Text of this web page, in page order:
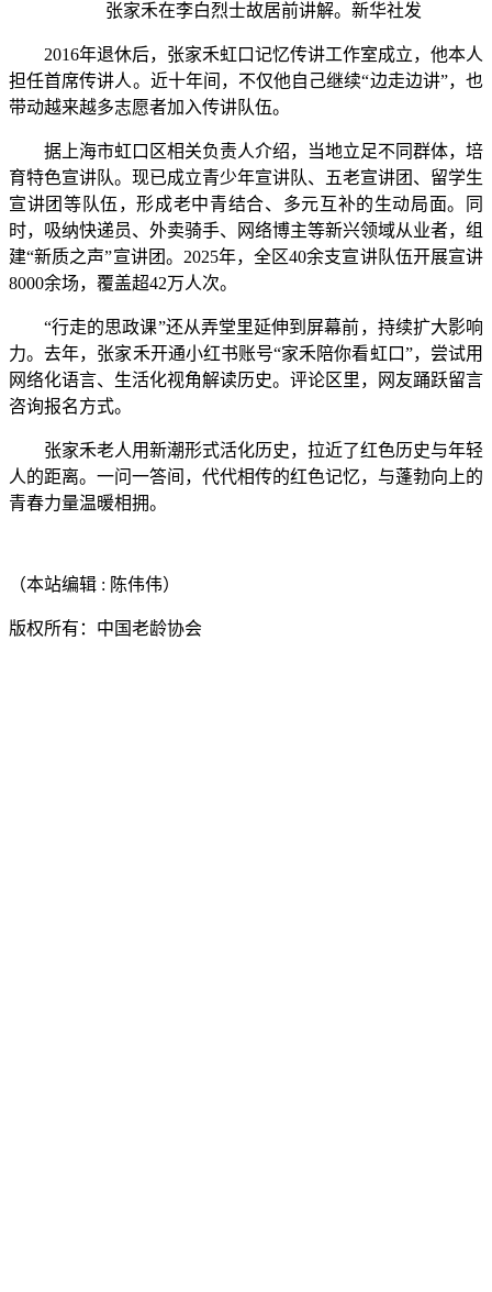
张家禾在李白烈士故居前讲解。新华社发
2016年退休后，张家禾虹口记忆传讲工作室成立，他本人
担任首席传讲人。近十年间，不仅他自己继续“边走边讲”，也
带动越来越多志愿者加入传讲队伍。
据上海市虹口区相关负责人介绍，当地立足不同群体，培
育特色宣讲队。现已成立青少年宣讲队、五老宣讲团、留学生
宣讲团等队伍，形成老中青结合、多元互补的生动局面。同
时，吸纳快递员、外卖骑手、网络博主等新兴领域从业者，组
建“新质之声”宣讲团。2025年，全区40余支宣讲队伍开展宣讲
8000余场，覆盖超42万人次。
“行走的思政课”还从弄堂里延伸到屏幕前，持续扩大影响
力。去年，张家禾开通小红书账号“家禾陪你看虹口”，尝试用
网络化语言、生活化视角解读历史。评论区里，网友踊跃留言
咨询报名方式。
张家禾老人用新潮形式活化历史，拉近了红色历史与年轻
人的距离。一问一答间，代代相传的红色记忆，与蓬勃向上的
青春力量温暖相拥。
（本站编辑 : 陈伟伟）
版权所有：中国老龄协会